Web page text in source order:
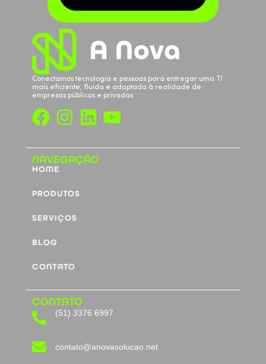
Conectamos tecnologia e pessoas para entregar uma TI
mais eficiente, fluida e adaptada à realidade de
empresas públicas e privadas.
NAVEGAÇÃO
HOME
PRODUTOS
SERVIÇOS
BLOG
CONTATO
CONTATO
(51) 3376 6997
contato@anovasolucao.net